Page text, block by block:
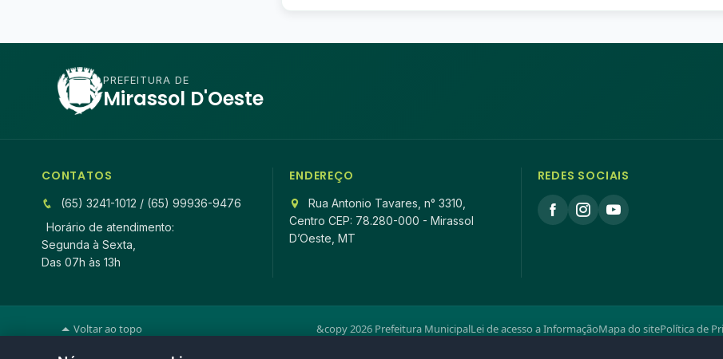
PREFEITURA DE
Mirassol D'Oeste
CONTATOS
(65) 3241-1012 / (65) 99936-9476
Horário de atendimento:
Segunda à Sexta,
Das 07h às 13h
ENDEREÇO
Rua Antonio Tavares, n° 3310,
Centro CEP: 78.280-000 - Mirassol
D’Oeste, MT
REDES SOCIAIS
Voltar ao topo &copy 2026 Prefeitura MunicipalLei de acesso a InformaçãoMapa do sitePolítica de